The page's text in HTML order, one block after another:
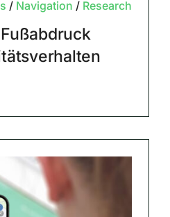
/ Navigation / Research